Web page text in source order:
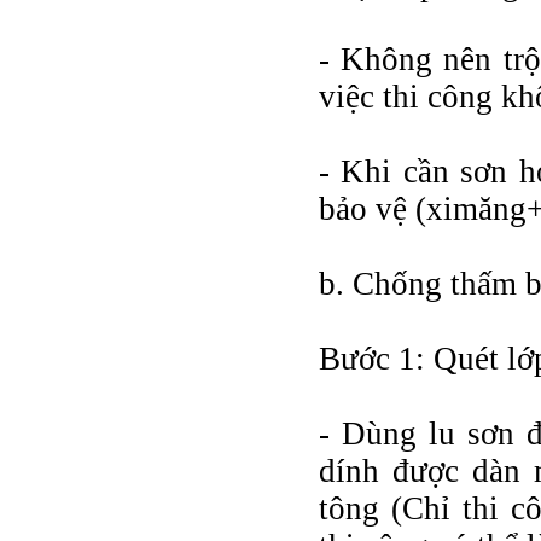
- Không nên
việc thi công
- Khi cần sơn
bảo vệ
b. Chống thấm
Bước 1: Quét
- Dùng lu sơn
dính được dàn
tông (Chỉ thi